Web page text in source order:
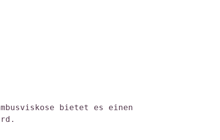
bietet es einen